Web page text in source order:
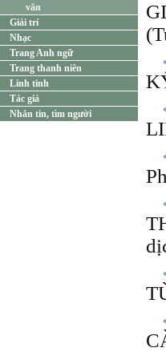
văn
Giải trí
Nhạc
Trang Anh ngữ
Trang thanh niên
Linh tinh
Tác giả
Nhắn tin, tìm người